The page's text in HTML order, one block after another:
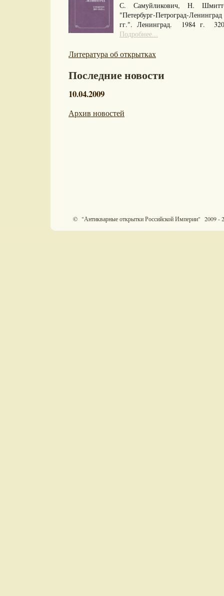
С. Самуйликович, Н.
"Петербург-Петроград-
гг.". Ленинград. 1984 г.
Подробнее...
Литература об открытках
Последние новости
10.04.2009
Архив новостей
© "Антикварные открытки Российской Империи" 2009 -